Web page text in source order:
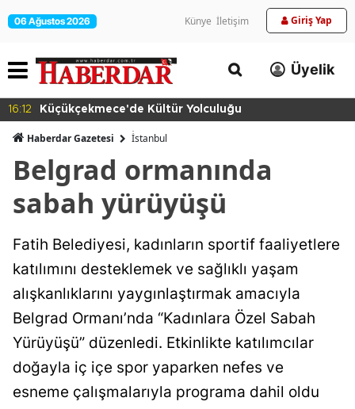
06 Ağustos 2026 Künye İletişim Giriş Yap
Üyelik
16:12 Küçükçekmece'de Kültür Yolculuğu
Haberdar Gazetesi İ̇stanbul
Belgrad ormanında
sabah yürüyüşü
Fatih Belediyesi, kadınların sportif faaliyetlere
katılımını desteklemek ve sağlıklı yaşam
alışkanlıklarını yaygınlaştırmak amacıyla
Belgrad Ormanı’nda “Kadınlara Özel Sabah
Yürüyüşü” düzenledi. Etkinlikte katılımcılar
doğayla iç içe spor yaparken nefes ve
esneme çalışmalarıyla programa dahil oldu